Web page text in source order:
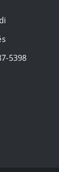
5398